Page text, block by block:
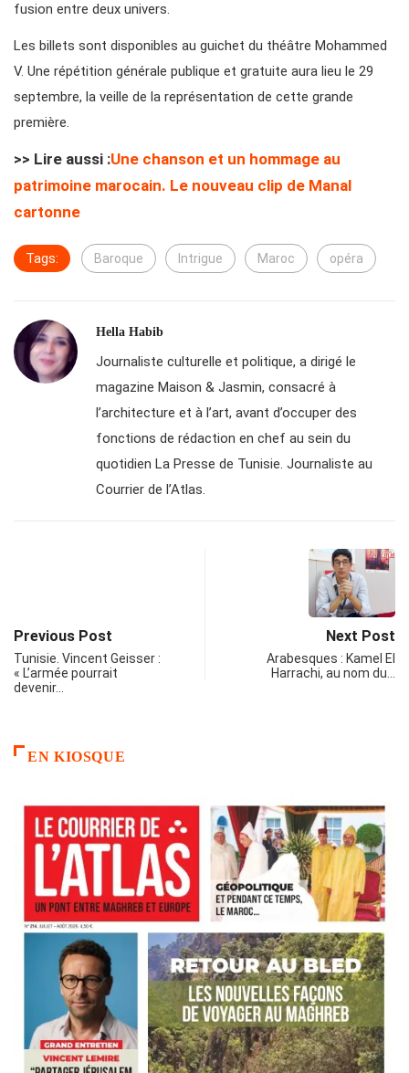
fusion entre deux univers.
Les billets sont disponibles au guichet du théâtre Mohammed
V. Une répétition générale publique et gratuite aura lieu le 29
septembre, la veille de la représentation de cette grande
première.
>> Lire aussi :Une chanson et un hommage au
patrimoine marocain. Le nouveau clip de Manal
cartonne
Tags: Baroque Intrigue Maroc opéra
Hella Habib
Journaliste culturelle et politique, a dirigé le
magazine Maison & Jasmin, consacré à
l’architecture et à l’art, avant d’occuper des
fonctions de rédaction en chef au sein du
quotidien La Presse de Tunisie. Journaliste au
Courrier de l’Atlas.
Previous Post
Tunisie. Vincent Geisser :
« L’armée pourrait
devenir…
Next Post
Arabesques : Kamel El
Harrachi, au nom du…
EN KIOSQUE